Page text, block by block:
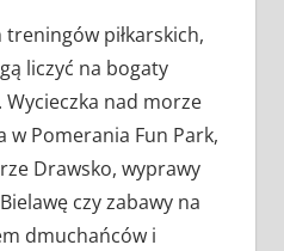
piłkarskich,
liczyć na bogaty
nad morze
w Pomerania Fun Park,
Drawsko, wyprawy
czy zabawy na
dmuchańców i